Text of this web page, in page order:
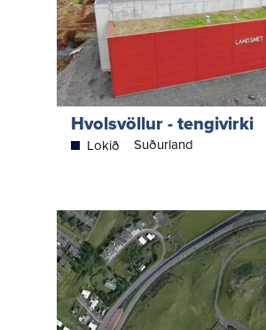
Hvolsvöllur - tengivirki
Lokið Suðurland